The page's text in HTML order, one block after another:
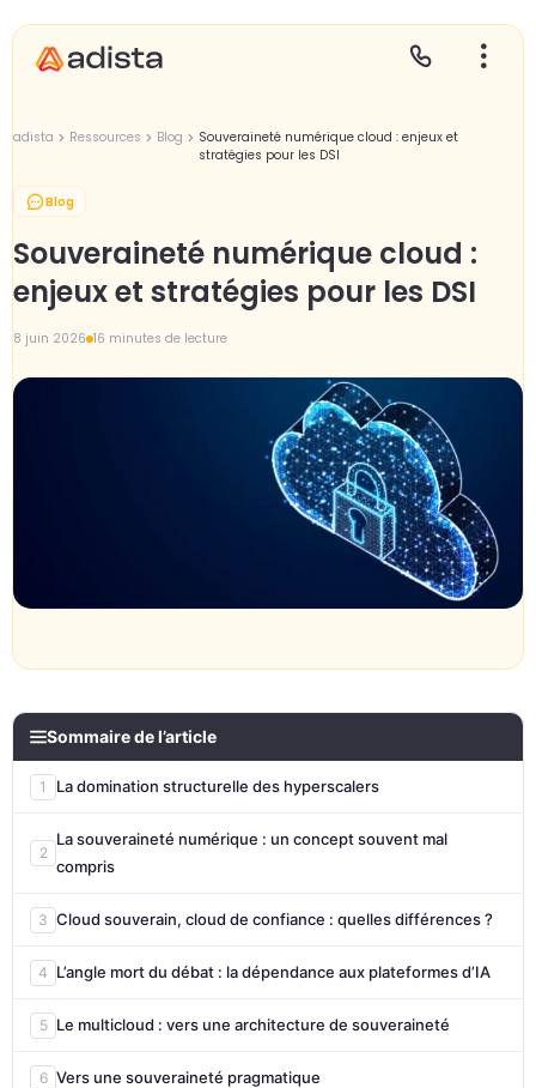
adista Ressources Blog
Souveraineté numérique cloud : enjeux et
stratégies pour les DSI
Blog
Souveraineté numérique cloud :
enjeux et stratégies pour les DSI
8 juin 2026 16 minutes de lecture
Sommaire de l’article
1 La domination structurelle des hyperscalers
2
La souveraineté numérique : un concept souvent mal
compris
3 Cloud souverain, cloud de confiance : quelles différences ?
4 L’angle mort du débat : la dépendance aux plateformes d’IA
5 Le multicloud : vers une architecture de souveraineté
6 Vers une souveraineté pragmatique